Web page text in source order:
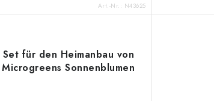
Art.-Nr.: N43625
Set für den Heimanbau von
Microgreens Sonnenblumen